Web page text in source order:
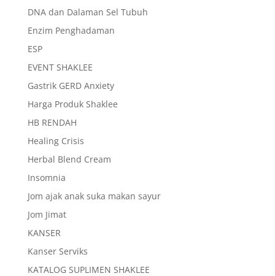
DNA dan Dalaman Sel Tubuh
Enzim Penghadaman
ESP
EVENT SHAKLEE
Gastrik GERD Anxiety
Harga Produk Shaklee
HB RENDAH
Healing Crisis
Herbal Blend Cream
Insomnia
Jom ajak anak suka makan sayur
Jom Jimat
KANSER
Kanser Serviks
KATALOG SUPLIMEN SHAKLEE